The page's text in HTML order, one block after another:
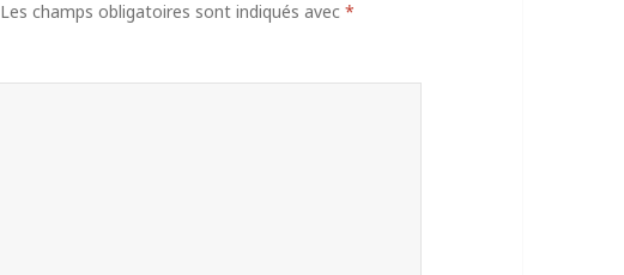
Les champs obligatoires sont indiqués avec*